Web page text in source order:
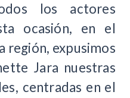
los actores
ocasión, en el
región, expusimos
Jara nuestras
centradas en el